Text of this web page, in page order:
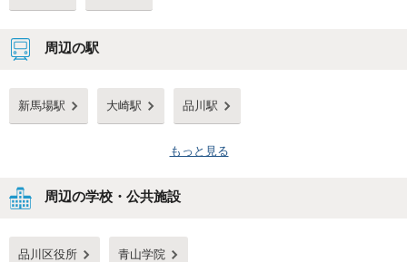
周辺の駅
新馬場駅 大崎駅 品川駅
もっと見る
周辺の学校・公共施設
品川区役所 青山学院